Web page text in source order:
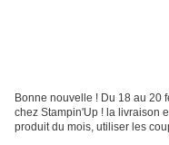
Bonne nouvelle ! Du 18 au 20
chez Stampin'Up ! la livraison
produit du mois, utiliser les